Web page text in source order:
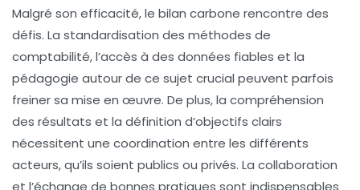
Malgré son efficacité, le bilan carbone rencontre des
défis. La standardisation des méthodes de
comptabilité, l’accès à des données fiables et la
pédagogie autour de ce sujet crucial peuvent parfois
freiner sa mise en œuvre. De plus, la compréhension
des résultats et la définition d’objectifs clairs
nécessitent une coordination entre les différents
acteurs, qu’ils soient publics ou privés. La collaboration
et l’échange de bonnes pratiques sont indispensables